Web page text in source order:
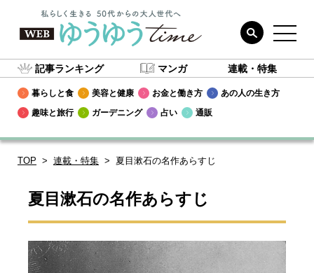
記事ランキング マンガ 連載・特集
暮らしと食 美容と健康 お金と働き方
あの人の生き方
趣味と旅行
ガーデニング 占い 通販
TOP 連載・特集 夏目漱石の名作あらすじ
夏目漱石の名作あらすじ